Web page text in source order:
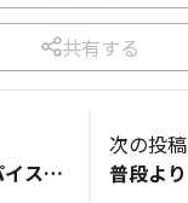
共有する
S&amp;B スパイス&amp;ハーブマスターの使いこなしレシピ 図書館で借りました。 興味深く眺めてます。 ハーブの歴史という本にも高頻度で登場してたタラゴン気になるなぁ。
次の投稿